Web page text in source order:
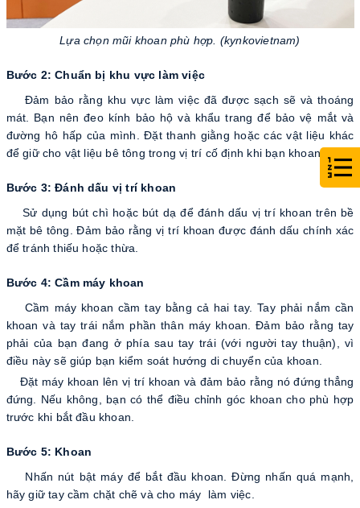
Lựa chọn mũi khoan phù hợp. (kynkovietnam)
Bước 2: Chuẩn bị khu vực làm việc
Đảm bảo rằng khu vực làm việc đã được sạch sẽ và thoáng
mát. Bạn nên đeo kính bảo hộ và khẩu trang để bảo vệ mắt và
đường hô hấp của mình. Đặt thanh giằng hoặc các vật liệu khác
để giữ cho vật liệu bê tông trong vị trí cố định khi bạn khoan.
Bước 3: Đánh dấu vị trí khoan
Sử dụng bút chì hoặc bút dạ để đánh dấu vị trí khoan trên bề
mặt bê tông. Đảm bảo rằng vị trí khoan được đánh dấu chính xác
để tránh thiếu hoặc thừa.
Bước 4: Cầm máy khoan
Cầm máy khoan cầm tay bằng cả hai tay. Tay phải nắm cần
khoan và tay trái nắm phần thân máy khoan. Đảm bảo rằng tay
phải của bạn đang ở phía sau tay trái (với người tay thuận), vì
điều này sẽ giúp bạn kiểm soát hướng di chuyển của khoan.
Đặt máy khoan lên vị trí khoan và đảm bảo rằng nó đứng thẳng
đứng. Nếu không, bạn có thể điều chỉnh góc khoan cho phù hợp
trước khi bắt đầu khoan.
Bước 5: Khoan
Nhấn nút bật máy để bắt đầu khoan. Đừng nhấn quá mạnh,
hãy giữ tay cầm chặt chẽ và cho máy làm việc.